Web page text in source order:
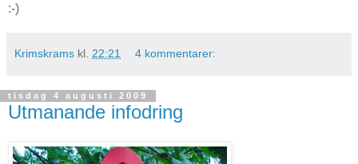
:-)
Krimskrams kl. 22:21 4 kommentarer:
tisdag 4 augusti 2009
Utmanande infodring